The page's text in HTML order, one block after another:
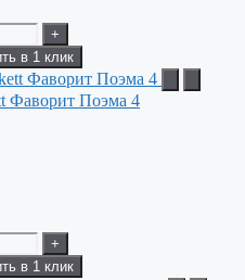
+
в 1 клик
Фаворит Поэма 4
+
в 1 клик